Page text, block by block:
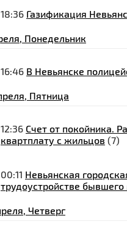
18:36 Газификация
Понедельник
16:46 В Невьянске
Пятница
12:36 Счет от покойника.
квартплату с жильцов (7)
00:11 Невьянская
трудоустройстве
Четверг